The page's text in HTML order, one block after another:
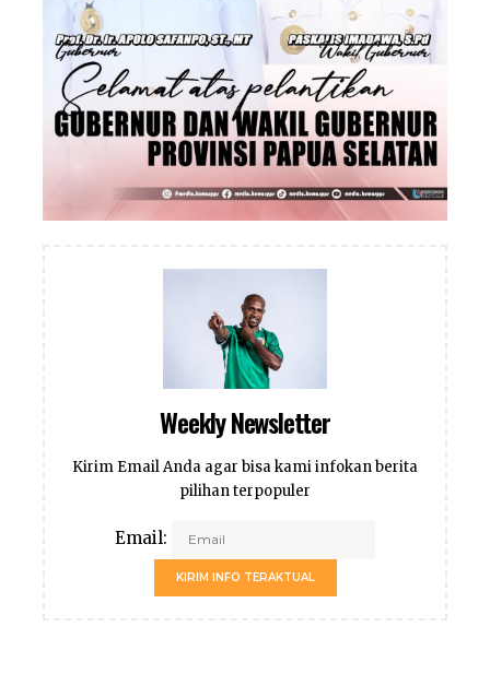
Weekly Newsletter
Kirim Email Anda agar bisa kami infokan berita
pilihan terpopuler
Email:
KIRIM INFO TERAKTUAL